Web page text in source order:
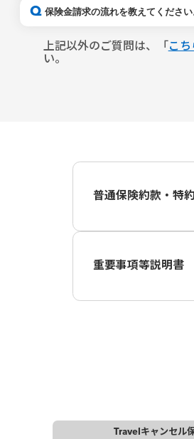
普通保険約款・特約をご確認くださ
すので、解約手続きをお願いします
解約手続きを行った時点で、以下
合、保険料は全額返還いたします。
Q 保険金請求の流れを教えてください
事故の報告、保険金のご請求に必
してください。
の「事故等の報告」か
ご報告内容に基づき、当社で保険金
からご連絡します。
必要書類を全てご提出いただき、審
お支払いたします。保険金は審査
上記以外のご質問は、「 こち
い。
普通保険約款・特約
重要事項等説明書
Travelキャンセル